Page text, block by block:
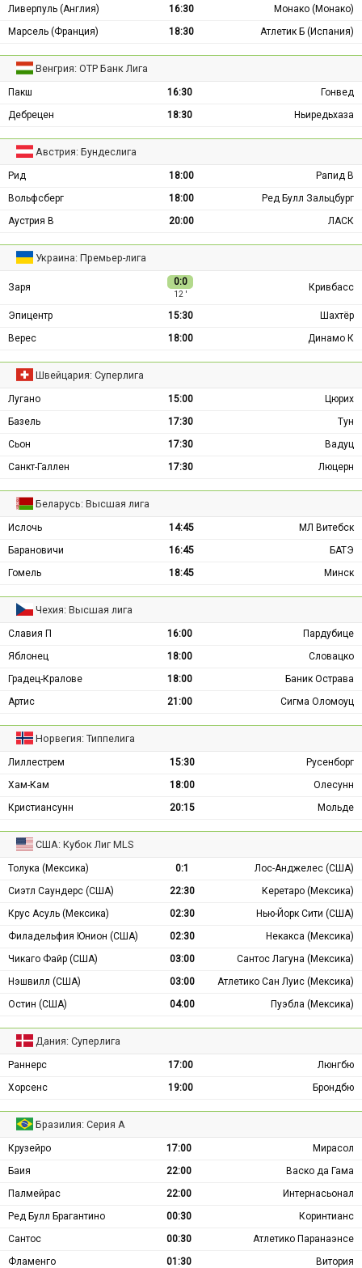
Ливерпуль (Англия) 16:30
Монако (Монако)
Марсель (Франция)
18:30 Атлетик Б (Испания)
Венгрия: ОТР Банк Лига
Пакш 16:30
Гонвед
Дебрецен
18:30 Ньиредьхаза
Австрия: Бундеслига
Рид 18:00
Рапид В
Вольфсберг
18:00
Ред Булл Зальцбург
Аустрия В
20:00 ЛАСК
Украина: Премьер-лига
Заря 0:0
12 ′
Кривбасс
Эпицентр 15:30
Шахтёр
Верес
18:00 Динамо К
Швейцария: Суперлига
Лугано 15:00
Цюрих
Базель
17:30
Тун
Сьон
17:30
Вадуц
Санкт-Галлен
17:30 Люцерн
Беларусь: Высшая лига
Ислочь 14:45
МЛ Витебск
Барановичи
16:45
БАТЭ
Гомель
18:45 Минск
Чехия: Высшая лига
Славия П 16:00
Пардубице
Яблонец
18:00
Словацко
Градец-Кралове
18:00
Баник Острава
Артис
21:00 Сигма Оломоуц
Норвегия: Типпелига
Лиллестрем 15:30
Русенборг
Хам-Кам
18:00
Олесунн
Кристиансунн
20:15 Мольде
США: Кубок Лиг MLS
Толука (Мексика) 0:1
Лос-Анджелес (США)
Сиэтл Саундерс (США)
22:30
Керетаро (Мексика)
Крус Асуль (Мексика)
02:30
Нью-Йорк Сити (США)
Филадельфия Юнион (США)
02:30
Некакса (Мексика)
Чикаго Файр (США)
03:00
Сантос Лагуна (Мексика)
Нэшвилл (США)
03:00
Атлетико Сан Луис (Мексика)
Остин (США)
04:00 Пуэбла (Мексика)
Дания: Суперлига
Раннерс 17:00
Люнгбю
Хорсенс
19:00 Брондбю
Бразилия: Серия А
Крузейро 17:00
Мирасол
Баия
22:00
Васко да Гама
Палмейрас
22:00
Интернасьонал
Ред Булл Брагантино
00:30
Коринтианс
Сантос
00:30
Атлетико Паранаэнсе
Фламенго
01:30 Витория